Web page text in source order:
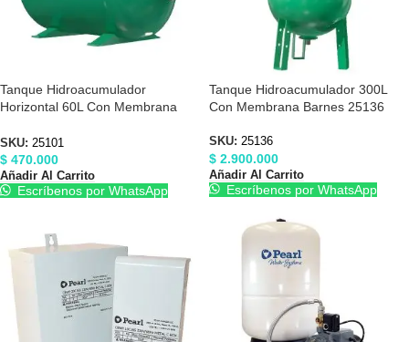
Tanque Hidroacumulador
Horizontal 60L Con Membrana
SKU: 25101
$ 470.000
Añadir Al Carrito
Escríbenos por WhatsApp
Tanque Hidroacumulador 300L
Con Membrana Barnes 25136
SKU: 25136
$ 2.900.000
Añadir Al Carrito
Escríbenos por WhatsApp